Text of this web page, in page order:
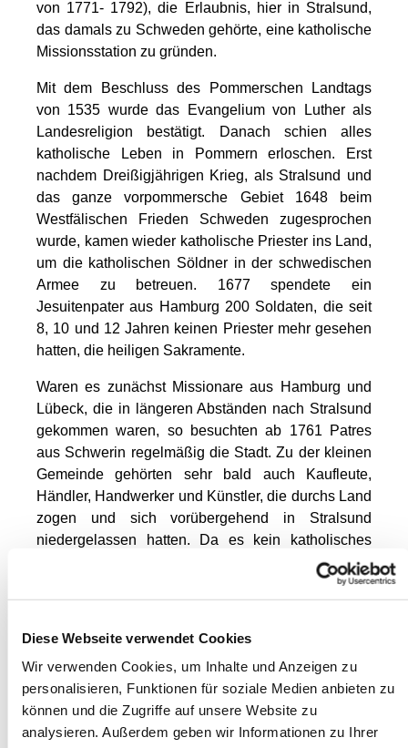
Diese Webseite verwendet Cookies
Wir verwenden Cookies, um Inhalte und Anzeigen zu
personalisieren, Funktionen für soziale Medien anbieten zu
können und die Zugriffe auf unsere Website zu
analysieren. Außerdem geben wir Informationen zu Ihrer
von 1771- 1792), die Erlaubnis, hier in Stralsund,
das damals zu Schweden gehörte, eine katholische
Missionsstation zu gründen.
Mit dem Beschluss des Pommerschen Landtags
von 1535 wurde das Evangelium von Luther als
Landesreligion bestätigt. Danach schien alles
katholische Leben in Pommern erloschen. Erst
nachdem Dreißigjährigen Krieg, als Stralsund und
das ganze vorpommersche Gebiet 1648 beim
Westfälischen Frieden Schweden zugesprochen
wurde, kamen wieder katholische Priester ins Land,
um die katholischen Söldner in der schwedischen
Armee zu betreuen. 1677 spendete ein
Jesuitenpater aus Hamburg 200 Soldaten, die seit
8, 10 und 12 Jahren keinen Priester mehr gesehen
hatten, die heiligen Sakramente.
Waren es zunächst Missionare aus Hamburg und
Lübeck, die in längeren Abständen nach Stralsund
gekommen waren, so besuchten ab 1761 Patres
aus Schwerin regelmäßig die Stadt. Zu der kleinen
Gemeinde gehörten sehr bald auch Kaufleute,
Händler, Handwerker und Künstler, die durchs Land
zogen und sich vorübergehend in Stralsund
niedergelassen hatten. Da es kein katholisches
Gotteshaus gab, feierten sie die heilige Messe
zunächst in Privathäusern, später in der
Johanniskirche des Franziskanerklosters oder in
beschäftigt, sie hielten Religionsunterricht, hörten
Beichte und feierten täglich die Heilige Messe. In
dem Bericht der Gesellschaft Jesu an die
Ordensoberen hieß es: …die ununterbrochene,